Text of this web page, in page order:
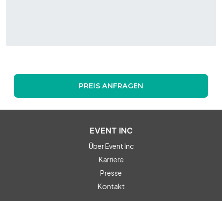
PREIS ANFRAGEN
EVENT INC
Über Event Inc
Karriere
Presse
Kontakt